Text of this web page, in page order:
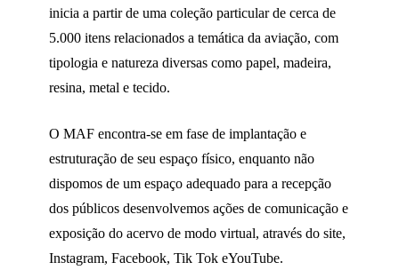
inicia a partir de uma coleção particular de cerca de
5.000 itens relacionados a temática da aviação, com
tipologia e natureza diversas como papel, madeira,
resina, metal e tecido.
O MAF encontra-se em fase de implantação e
estruturação de seu espaço físico, enquanto não
dispomos de um espaço adequado para a recepção
dos públicos desenvolvemos ações de comunicação e
exposição do acervo de modo virtual, através do site,
Instagram, Facebook, Tik Tok eYouTube.